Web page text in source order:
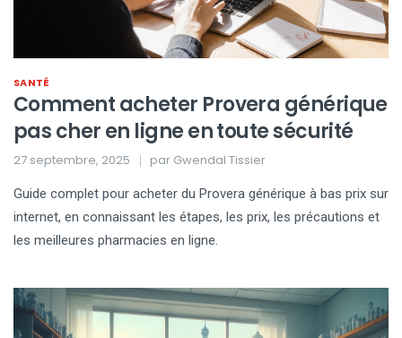
SANTÉ
Comment acheter Provera générique
pas cher en ligne en toute sécurité
27 septembre, 2025 par Gwendal Tissier
Guide complet pour acheter du Provera générique à bas prix sur
internet, en connaissant les étapes, les prix, les précautions et
les meilleures pharmacies en ligne.